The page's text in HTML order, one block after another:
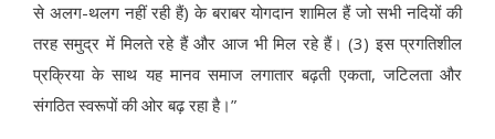
से अलग-थलग नहीं रही हैं) के बराबर योगदान शामिल हैं जो सभी नदियों की
तरह समुद्र में मिलते रहे हैं और आज भी मिल रहे हैं। (3) इस प्रगतिशील
प्रक्रिया के साथ यह मानव समाज लगातार बढ़ती एकता, जटिलता और
संगठित स्वरूपों की ओर बढ़ रहा है।”